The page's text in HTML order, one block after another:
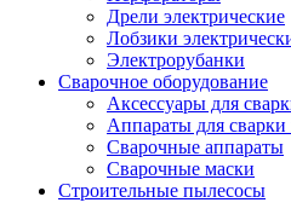
Дрели электрические
Лобзики
Электрорубанки
Сварочное оборудование
Аксессуары для
Аппараты для
Сварочные аппараты
Сварочные маски
Строительные пылесосы